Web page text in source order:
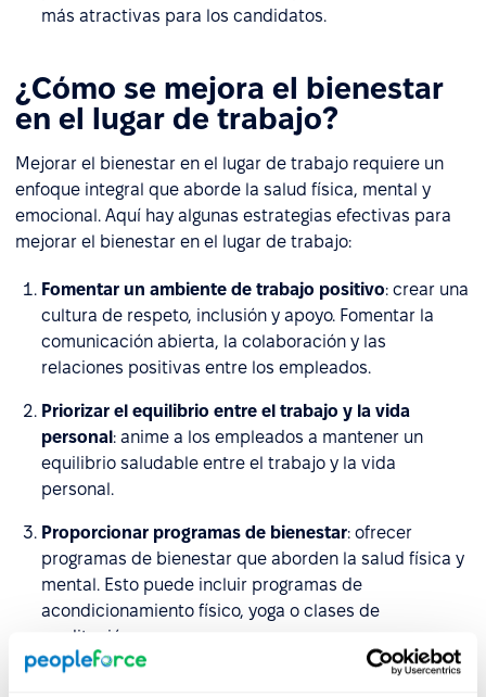
más atractivas para los candidatos.
¿Cómo se mejora el bienestar
en el lugar de trabajo?
Mejorar el bienestar en el lugar de trabajo requiere un
enfoque integral que aborde la salud física, mental y
emocional. Aquí hay algunas estrategias efectivas para
mejorar el bienestar en el lugar de trabajo:
Fomentar un ambiente de trabajo positivo: crear una
cultura de respeto, inclusión y apoyo. Fomentar la
comunicación abierta, la colaboración y las
relaciones positivas entre los empleados.
Priorizar el equilibrio entre el trabajo y la vida
personal: anime a los empleados a mantener un
equilibrio saludable entre el trabajo y la vida
personal.
Proporcionar programas de bienestar: ofrecer
programas de bienestar que aborden la salud física y
mental. Esto puede incluir programas de
acondicionamiento físico, yoga o clases de
meditación.
: crear un lugar de trabajo